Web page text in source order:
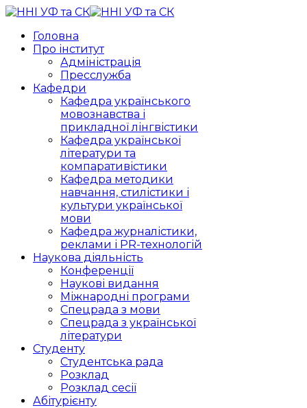
Головна
Про інститут
Адміністрація
Пресслужба
Кафедри
Кафедра українського
мовознавства і
прикладної лінгвістики
Кафедра української
літератури та
компаративістики
Кафедра методики
навчання, стилістики і
культури української
мови
Кафедра журналістики,
реклами і PR-технологій
Наукова діяльність
Конференції
Наукові видання
Міжнародні програми
Спецрада з мови
Спецрада з української
літератури
Студенту
Студентська рада
Розклад
Розклад сесії
Абітурієнту